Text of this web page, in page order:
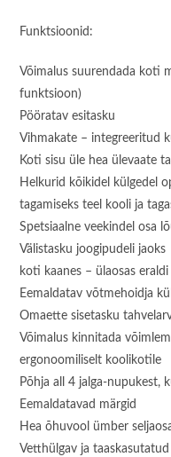
Funktsioonid:
Võimalus suurendada koti
funktsioon)
Pööratav esitasku
Vihmakate – integreeritud
Koti sisu üle hea ülevaate
Helkurid kõikidel külgedel
tagamiseks teel kooli ja
Spetsiaalne veekindel osa
Välistasku joogipudeli jaoks
koti kaanes – ülaosas
Eemaldatav võtmehoidja
Omaette sisetasku
Võimalus kinnitada
ergonoomiliselt koolikotile
Põhja all 4 jalga-nupukest,
Eemaldatavad märgid
Hea õhuvool ümber
Vetthülgav ja taaskasutatud